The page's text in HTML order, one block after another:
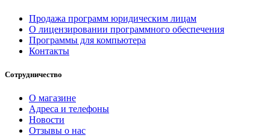
Продажа программ юридическим лицам
О лицензировании программного обеспечения
Программы для компьютера
Контакты
Сотрудничество
О магазине
Адреса и телефоны
Новости
Отзывы о нас